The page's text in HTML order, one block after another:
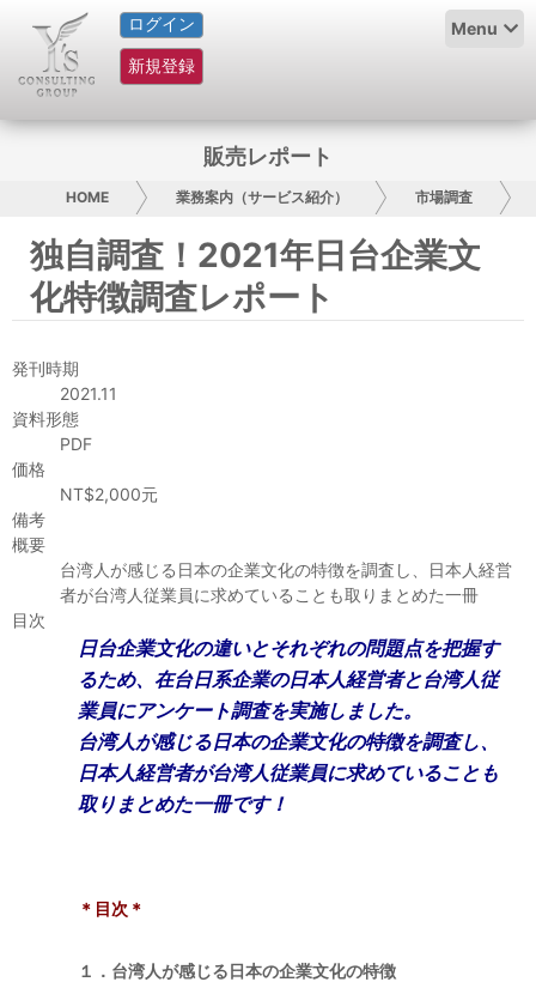
ログイン
新規登録
Menu
HOME
サービス紹介
グループ概要
採用情報
お問い合わせ
日本人にPR
コンサルティング
リサーチ
経済ニュース
労務顧問
ＩＴ
飲食店情報
販売レポート
HOME 業務案内（サービス紹介） 市場調査
独自調査！2021年日台企業文
化特徴調査レポート
発刊時期
2021.11
資料形態
PDF
価格
NT$2,000元
備考
概要
台湾人が感じる日本の企業文化の特徴を調査し、日本人経営
者が台湾人従業員に求めていることも取りまとめた一冊
目次
日台企業文化の違いとそれぞれの問題点を把握す
るため、在台日系企業の日本人経営者と台湾人従
業員にアンケート調査を実施しました。
台湾人が感じる日本の企業文化の特徴を調査し、
日本人経営者が台湾人従業員に求めていることも
取りまとめた一冊です！
＊目次＊
１．台湾人が感じる日本の企業文化の特徴